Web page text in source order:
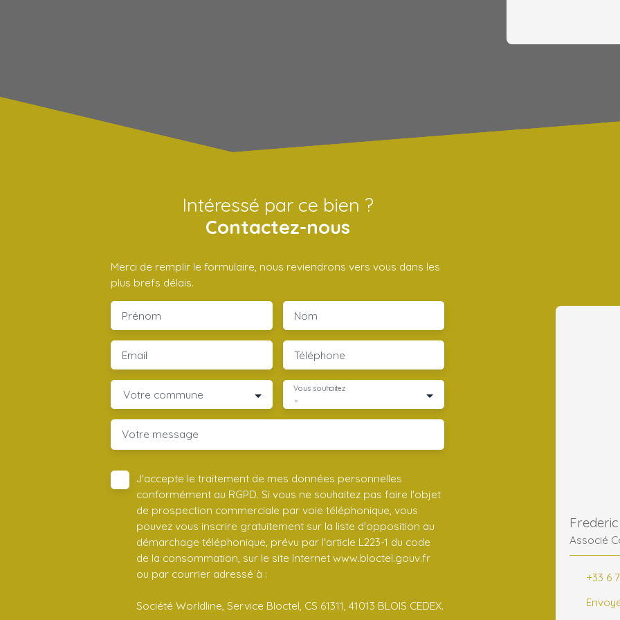
Intéressé par ce bien ?
Contactez-nous
Merci de remplir le formulaire, nous reviendrons vers vous dans les
plus brefs délais.
Prénom Nom
Email Téléphone
Votre commune -
Vous souhaitez
Votre message
J'accepte le traitement de mes données personnelles
conformément au RGPD. Si vous ne souhaitez pas faire l'objet
de prospection commerciale par voie téléphonique, vous
pouvez vous inscrire gratuitement sur la liste d'opposition au
démarchage téléphonique, prévu par l'article L223-1 du code
de la consommation, sur le site Internet www.bloctel.gouv.fr
ou par courrier adressé à :
Société Worldline, Service Bloctel, CS 61311, 41013 BLOIS CEDEX.
Associé
+33 6